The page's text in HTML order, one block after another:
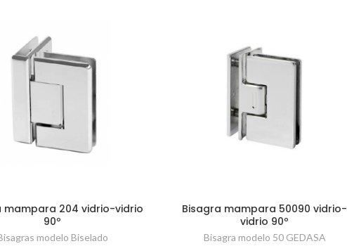
mampara 204 vidrio-vidrio
90º
modelo Biselado
Bisagra mampara 50090 vidrio-
vidrio 90º
Bisagra modelo 50 GEDASA